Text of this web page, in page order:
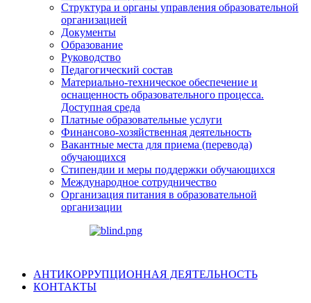
Структура и органы управления образовательной
организацией
Документы
Образование
Руководство
Педагогический состав
Материально-техническое обеспечение и
оснащенность образовательного процесса.
Доступная среда
Платные образовательные услуги
Финансово-хозяйственная деятельность
Вакантные места для приема (перевода)
обучающихся
Стипендии и меры поддержки обучающихся
Международное сотрудничество
Организация питания в образовательной
организации
АНТИКОРРУПЦИОННАЯ ДЕЯТЕЛЬНОСТЬ
КОНТАКТЫ